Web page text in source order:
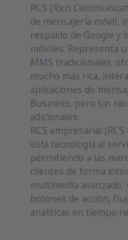
RCS (Rich
de mensajería móvil,
respaldo de Google y
móviles. Representa
MMS tradicionales,
mucho más rica,
aplicaciones de
Business, pero sin
adicionales.
RCS empresarial
esta tecnología al
permitiendo a las
clientes de forma
multimedia
botones de acción,
analíticas en tiempo